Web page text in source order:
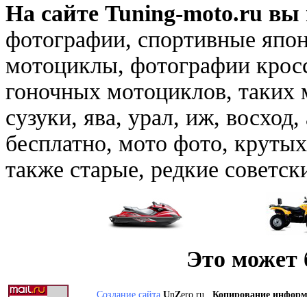
На сайте Tuning-moto.ru
фотографии, спортивные
мотоциклы, фотографии
гоночных мотоциклов, таких
сузуки, ява, урал, иж,
бесплатно, мото фото,
также старые, редкие
Это может
Создание сайта UnZero.ru. Копирование